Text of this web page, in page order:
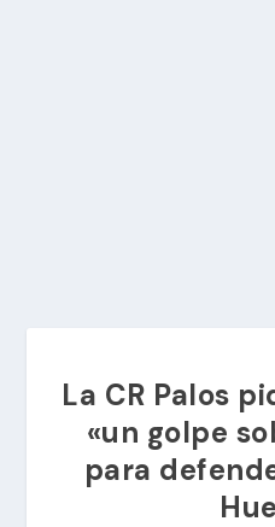
La CR Palos
«un golpe
para